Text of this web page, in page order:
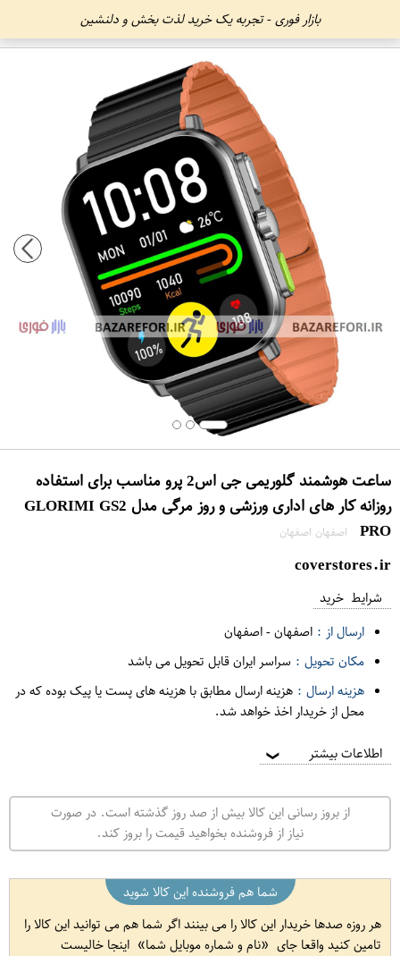
بازار فوری - تجربه یک خرید لذت بخش و دلنشین
ساعت هوشمند گلوریمی جی اس2 پرو مناسب برای استفاده
روزانه کار های اداری ورزشی و روز مرگی مدل GLO​RIMI GS2
PRO
اصفهان اصفهان
coverstores.ir
شرایط خرید
ارسال از : اصفهان-اصفهان
مکان تحویل : سراسر ایران قابل تحویل می باشد
هزینه ارسال : هزینه ارسال مطابق با هزینه های پست یا پیک بوده که در
محل از خریدار اخذ خواهد شد.
اطلاعات بیشتر ❯
از بروز رسانی این کالا بیش از صد روز گذشته است. در صورت
نیاز از فروشنده بخواهید قیمت را بروز کند.
شما هم فروشنده این کالا شوید
هر روزه صدها خریدار این کالا را می بینند اگر شما هم می توانید این کالا را
تامین کنید واقعا جای
نام و شماره موبایل شما اینجا خالیست